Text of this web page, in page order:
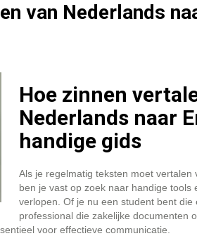
van Nederlands
Hoe zinnen
Nederlands naar
handige gids
Als je regelmatig teksten moet vertalen
ben je vast op zoek naar handige tools
verlopen. Of je nu een student bent
professional die zakelijke documenten
voor effectieve communicatie.